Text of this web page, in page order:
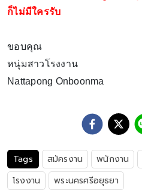
ก็ไม่มีใครรับ
ขอบคุณ
หนุ่มสาวโรงงาน
Nattapong Onboonma
Tags สมัครงาน พนักงาน
โรงงาน
พระนครศรีอยุธยา